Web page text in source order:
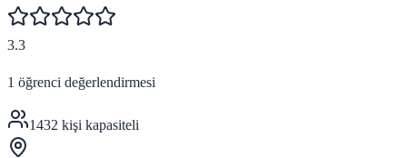
3.3
1 öğrenci değerlendirmesi
1432 kişi kapasiteli